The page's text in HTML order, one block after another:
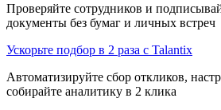
Проверяйте сотрудников и
документы без бумаг и личных встреч
Ускорьте подбор в 2 раза с Talantix
Автоматизируйте сбор откликов,
собирайте аналитику в 2 клика